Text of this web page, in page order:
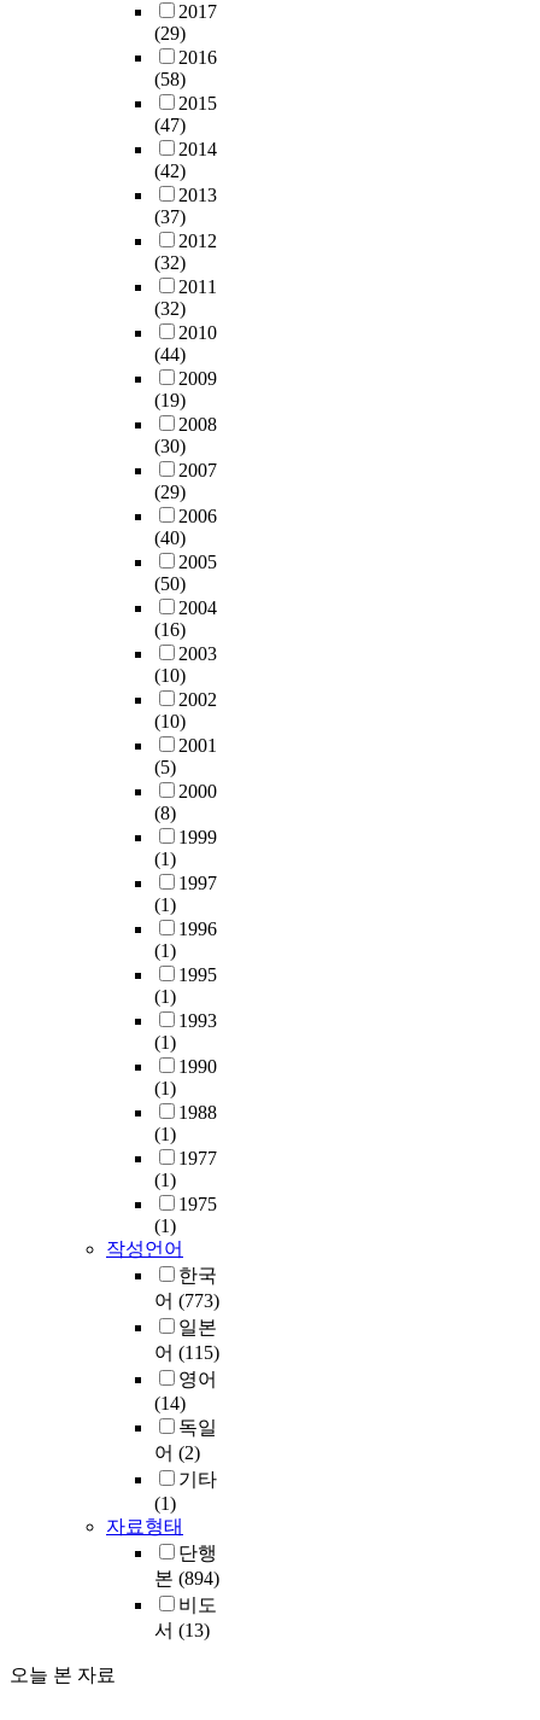
2017
(29)
2016
(58)
2015
(47)
2014
(42)
2013
(37)
2012
(32)
2011
(32)
2010
(44)
2009
(19)
2008
(30)
2007
(29)
2006
(40)
2005
(50)
2004
(16)
2003
(10)
2002
(10)
2001
(5)
2000
(8)
1999
(1)
1997
(1)
1996
(1)
1995
(1)
1993
(1)
1990
(1)
1988
(1)
1977
(1)
1975
(1)
작성언어
한국
어 (773)
일본
어 (115)
영어
(14)
독일
어 (2)
기타
(1)
자료형태
단행
본 (894)
비도
서 (13)
오늘 본 자료